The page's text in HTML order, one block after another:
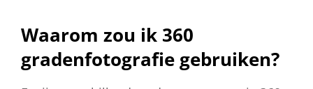
Waarom zou ik 360
gradenfotografie gebruiken?